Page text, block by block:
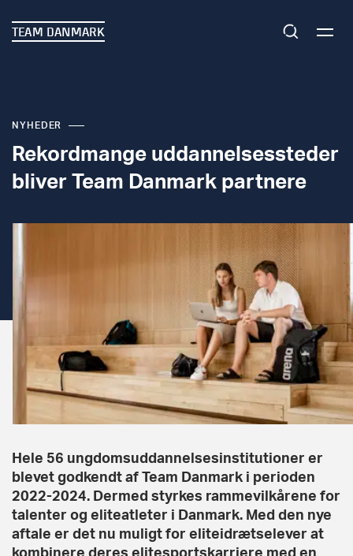
TEAM DANMARK
NYHEDER
Rekordmange uddannelsessteder
bliver Team Danmark partnere
Hele 56 ungdomsuddannelsesinstitutioner er
blevet godkendt af Team Danmark i perioden
2022-2024. Dermed styrkes rammevilkårene for
talenter og eliteatleter i Danmark. Med den nye
aftale er det nu muligt for eliteidrætselever at
kombinere deres elitesportskarriere med en